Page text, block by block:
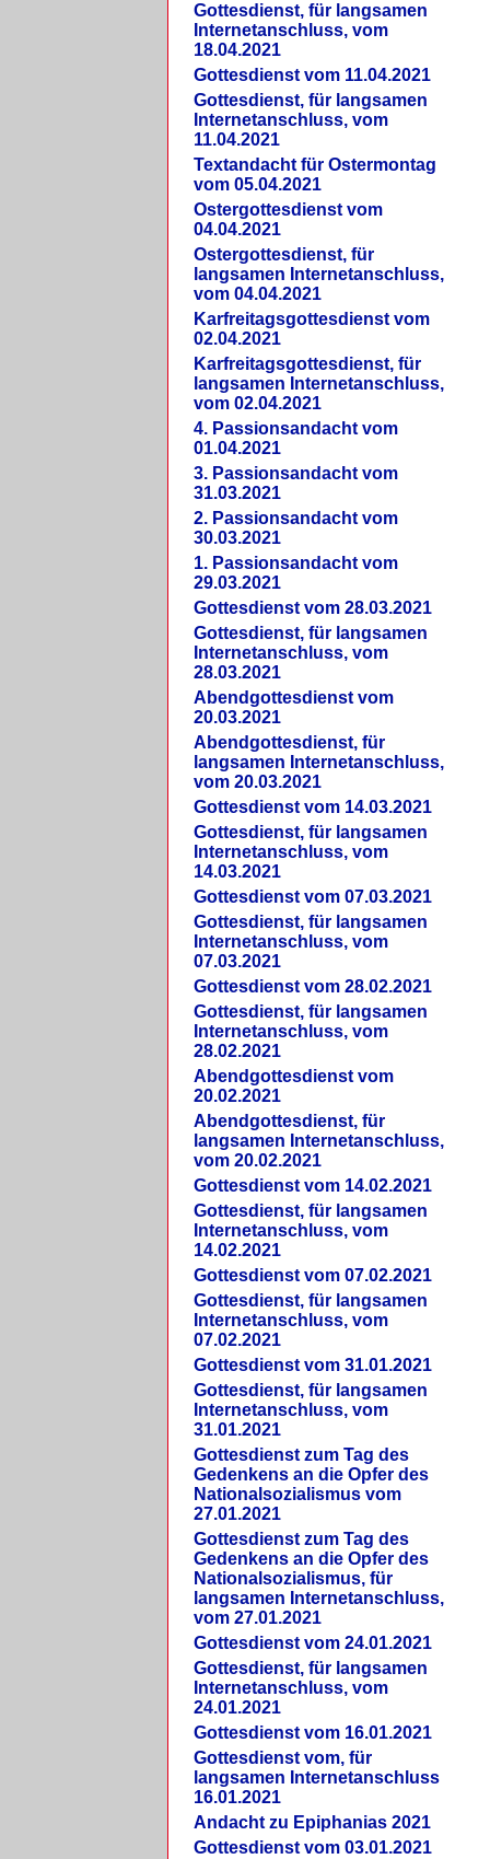
Gottesdienst, für langsamen
Internetanschluss, vom
18.04.2021
Gottesdienst vom 11.04.2021
Gottesdienst, für langsamen
Internetanschluss, vom
11.04.2021
Textandacht für Ostermontag
vom 05.04.2021
Ostergottesdienst vom
04.04.2021
Ostergottesdienst, für
langsamen Internetanschluss,
vom 04.04.2021
Karfreitagsgottesdienst vom
02.04.2021
Karfreitagsgottesdienst, für
langsamen Internetanschluss,
vom 02.04.2021
4. Passionsandacht vom
01.04.2021
3. Passionsandacht vom
31.03.2021
2. Passionsandacht vom
30.03.2021
1. Passionsandacht vom
29.03.2021
Gottesdienst vom 28.03.2021
Gottesdienst, für langsamen
Internetanschluss, vom
28.03.2021
Abendgottesdienst vom
20.03.2021
Abendgottesdienst, für
langsamen Internetanschluss,
vom 20.03.2021
Gottesdienst vom 14.03.2021
Gottesdienst, für langsamen
Internetanschluss, vom
14.03.2021
Gottesdienst vom 07.03.2021
Gottesdienst, für langsamen
Internetanschluss, vom
07.03.2021
Gottesdienst vom 28.02.2021
Gottesdienst, für langsamen
Internetanschluss, vom
28.02.2021
Abendgottesdienst vom
20.02.2021
Abendgottesdienst, für
langsamen Internetanschluss,
vom 20.02.2021
Gottesdienst vom 14.02.2021
Gottesdienst, für langsamen
Internetanschluss, vom
14.02.2021
Gottesdienst vom 07.02.2021
Gottesdienst, für langsamen
Internetanschluss, vom
07.02.2021
Gottesdienst vom 31.01.2021
Gottesdienst, für langsamen
Internetanschluss, vom
31.01.2021
Gottesdienst zum Tag des
Gedenkens an die Opfer des
Nationalsozialismus vom
27.01.2021
Gottesdienst zum Tag des
Gedenkens an die Opfer des
Nationalsozialismus, für
langsamen Internetanschluss,
vom 27.01.2021
Gottesdienst vom 24.01.2021
Gottesdienst, für langsamen
Internetanschluss, vom
24.01.2021
Gottesdienst vom 16.01.2021
Gottesdienst vom, für
langsamen Internetanschluss
16.01.2021
Andacht zu Epiphanias 2021
Gottesdienst vom 03.01.2021